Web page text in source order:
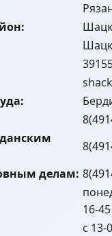
делам:
16-45
с 13-